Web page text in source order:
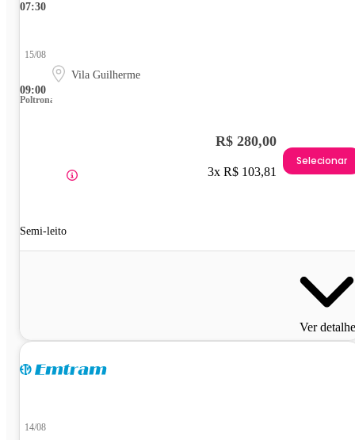
07:30
09:00
15/08
Vila Guilherme
Poltrona
Semi-leito
R$ 280,00
3x R$ 103,81
Selecionar
Ver
14/08